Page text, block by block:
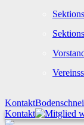
Kontakt
Kontakt